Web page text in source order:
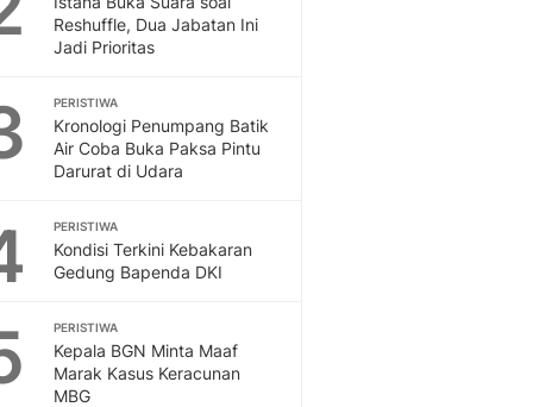
Reshuffle, Dua Jabatan Ini
Jadi Prioritas
PERISTIWA
Kronologi Penumpang Batik
Air Coba Buka Paksa Pintu
Darurat di Udara
PERISTIWA
Kondisi Terkini Kebakaran
Gedung Bapenda DKI
PERISTIWA
Kepala BGN Minta Maaf
Marak Kasus Keracunan
MBG